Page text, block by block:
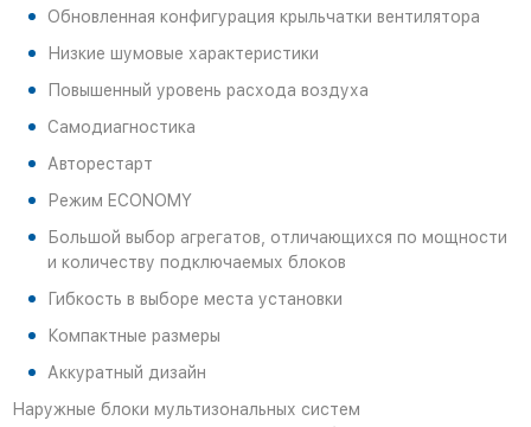
Обновленная конфигурация крыльчатки вентилятора
Низкие шумовые характеристики
Повышенный уровень расхода воздуха
Самодиагностика
Авторестарт
Режим ECONOMY
Большой выбор агрегатов, отличающихся по мощности
и количеству подключаемых блоков
Гибкость в выборе места установки
Компактные размеры
Аккуратный дизайн
Наружные блоки мультизональных систем